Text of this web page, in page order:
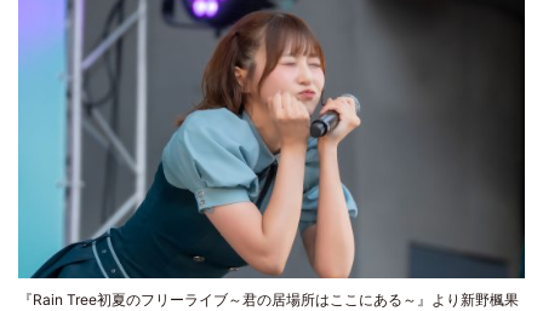
『Rain Tree初夏のフリーライブ～君の居場所はここにある～』より新野楓果